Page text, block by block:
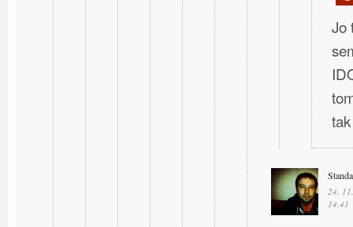
Jo
24.
14.41